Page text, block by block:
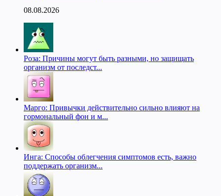
08.08.2026
Роза: Причины могут быть разными, но защищать
организм от последст...
Марго: Привычки действительно сильно влияют на
гормональный фон и м...
Инга: Способы облегчения симптомов есть, важно
поддержать организм...